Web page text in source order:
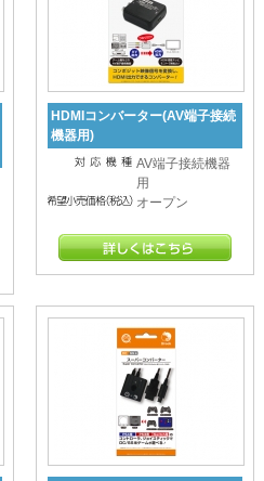
HDMIコンバーター(AV端子接続
機器用)
AV端子接続機器
用
オープン